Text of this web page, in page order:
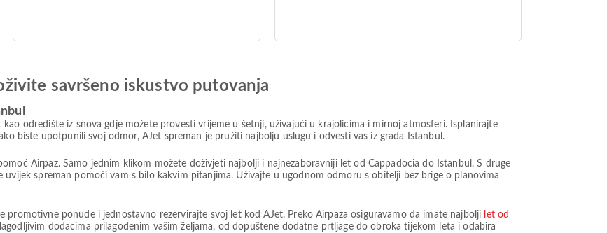
savršeno iskustvo putovanja
odredište iz snova gdje možete provesti vrijeme u šetnji, uživajući u krajolicima i mirnoj atmosferi. Isplanirajte
biste upotpunili svoj odmor, AJet spreman je pružiti najbolju uslugu i odvesti vas iz grada Istanbul.
Airpaz. Samo jednim klikom možete doživjeti najbolji i najnezaboravniji let od Cappadocia do Istanbul. S druge
spreman pomoći vam s bilo kakvim pitanjima. Uživajte u ugodnom odmoru s obitelji bez brige o planovima
promotivne ponude i jednostavno rezervirajte svoj let kod AJet. Preko Airpaza osiguravamo da imate najbolji let od
dodacima prilagođenim vašim željama, od dopuštene dodatne prtljage do obroka tijekom leta i odabira